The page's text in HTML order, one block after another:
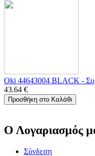
Oki 44643004 BLACK -
43.64 €
Προσθήκη στο Καλάθι
Ο Λογαριασμός
Σύνδεση